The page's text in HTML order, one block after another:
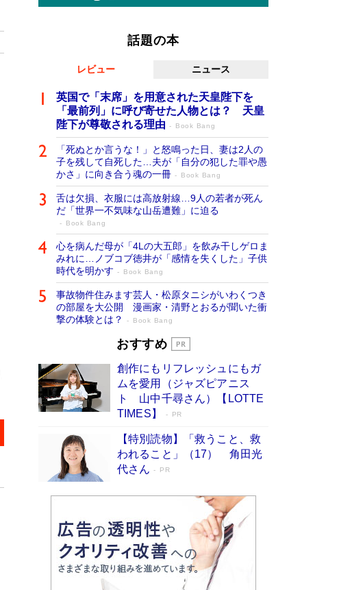
話題の本
レビュー ニュース
英国で「末席」を用意された天皇陛下を
「最前列」に呼び寄せた人物とは？ 天皇
陛下が尊敬される理由
Book Bang
「死ぬとか言うな！」と怒鳴った日、妻は2人の
子を残して自死した…夫が「自分の犯した罪や愚
かさ」に向き合う魂の一冊
Book Bang
舌は欠損、衣服には高放射線…9人の若者が死ん
だ「世界一不気味な山岳遭難」に迫る
Book Bang
心を病んだ母が「4Lの大五郎」を飲み干しゲロま
みれに…ノブコブ徳井が「感情を失くした」子供
時代を明かす
Book Bang
事故物件住みます芸人・松原タニシがいわくつき
の部屋を大公開 漫画家・清野とおるが聞いた衝
撃の体験とは？
Book Bang
追悼・東野圭吾さん 週間ベストセラーラ
など代表作が並ぶ［文庫ベストセラー］
Book Bang
73歳でも働くしかない 「老後レス時代」に交通
誘導員の独白が話題
「なんで？ そんな馬鹿な……」90歳になった作
家・阿刀田高さんが、ひとり暮らしの生活を明か
す
Book Bang
竹内由恵の前に現れた「テレビ観ないんだよね
ぇ」という男性…夫を選んでテレ朝退社したワケ
和田秀樹の70代、80代向け新書がベスト3を独
占 上半期1位にも選出［新書ベストセラー］
Book Bang
おすすめ
創作にもリフレッシュにもガ
ムを愛用（ジャズピアニス
ト 山中千尋さん）【LOTTE
TIMES】
PR
【特別読物】「救うこと、救
われること」（17） 角田光
代さん
PR